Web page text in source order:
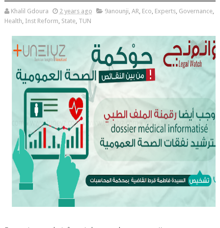
Khalil Gdoura 2 years ago 9anounji, AR, Eco, Experts, Governance,
Health, Inst Reform, State, TUN